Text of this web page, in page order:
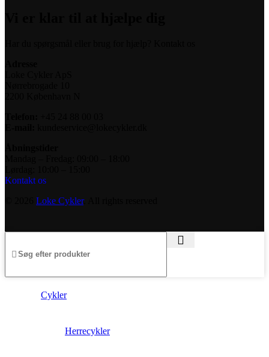
Kontakt os
Loke Cykler. All rights reserved
Cykler
Herrecykler